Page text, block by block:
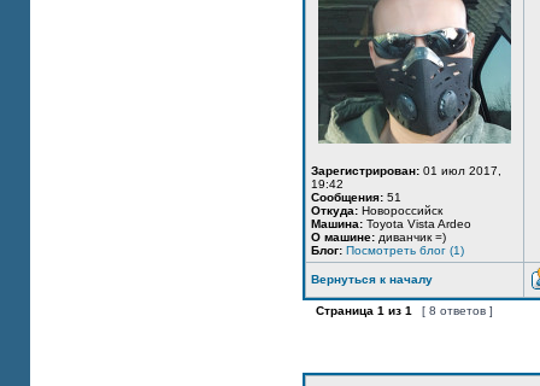
Зарегистрирован: 01 июл 2017,
19:42
Сообщения: 51
Откуда: Новороссийск
Машина: Toyota Vista Ardeo
О машине: диванчик =)
Блог: Посмотреть блог (1)
Вернуться к началу
Страница 1 из 1 [ 8 ответов ]